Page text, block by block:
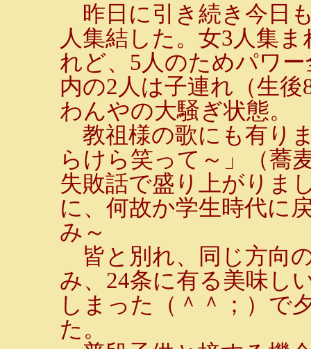
昨日に引き続き今日
人集結した。女3人集
れど、5人のためパワ
内の2人は子連れ（生
わんやの大騒ぎ状態。
教祖様の歌にも有り
らけら笑って～」（蕎
失敗話で盛り上がりま
に、何故か学生時代に
み～
皆と別れ、同じ方向
み、24条に有る美味し
しまった（＾＾；）で
た。